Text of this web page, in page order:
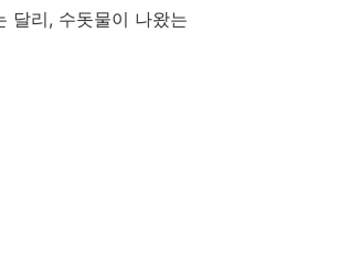
달리, 수돗물이 나왔는